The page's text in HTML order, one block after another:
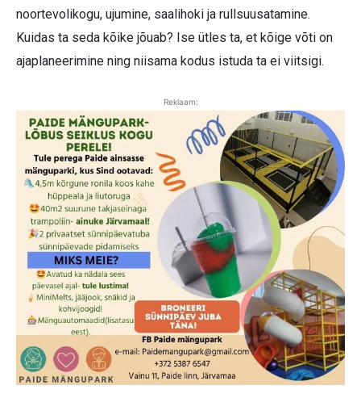
noortevolikogu, ujumine, saalihoki ja rullsuusatamine.
Kuidas ta seda kõike jõuab? Ise ütles ta, et kõige võti on
ajaplaneerimine ning niisama kodus istuda ta ei viitsigi.
Reklaam: